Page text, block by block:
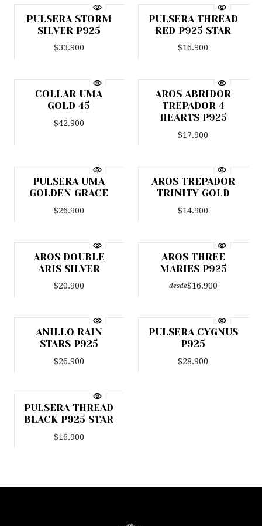
Agotado
PULSERA STORM
SILVER P925
$33.900
Agotado
PULSERA THREAD
RED P925 STAR
$16.900
Agotado
COLLAR UMA
GOLD 45
$42.900
Agotado
AROS ABRIDOR
TREPADOR 4
HEARTS P925
$17.900
Agotado
PULSERA UMA
GOLDEN GRACE
$26.900
Agotado
AROS TREPADOR
TRINITY GOLD
$14.900
Agotado
AROS DOUBLE
ARIS SILVER
$20.900
Agotado
AROS THREE
MARIES P925
desde$16.900
Agotado
ANILLO RAIN
STARS P925
$26.900
Agotado
PULSERA CYGNUS
P925
$28.900
Agotado
PULSERA THREAD
BLACK P925 STAR
$16.900